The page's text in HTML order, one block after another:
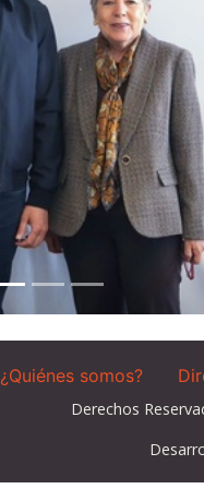
¿Quiénes somos?
Derechos